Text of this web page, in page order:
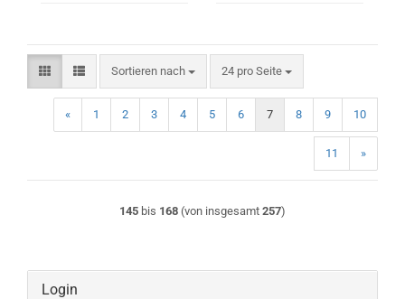
Sortieren nach
Sortieren nach 24 pro Seite
pro Seite
« 1 2 3 4 5 6 7 8 9 10
11 »
145 bis 168 (von insgesamt 257)
Login